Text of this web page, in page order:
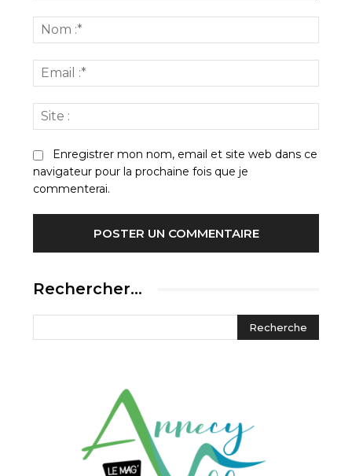
:*
:*
:
Enregistrer mon nom, email et site web dans ce
navigateur pour la prochaine fois que je
commenterai.
Rechercher…